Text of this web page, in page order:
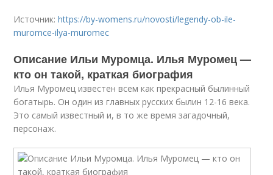
Источник:https://by-womens.ru/novosti/legendy-ob-ile-
muromce-ilya-muromec
Описание Ильи Муромца. Илья Муромец —
кто он такой, краткая биография
Илья Муромец известен всем как прекрасный былинный
богатырь. Он один из главных русских былин 12-16 века.
Это самый известный и, в то же время загадочный,
персонаж.